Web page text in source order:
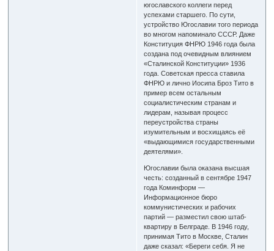
югославского коллеги перед
успехами старшего. По сути,
устройство Югославии того периода
во многом напоминало СССР. Даже
Конституция ФНРЮ 1946 года была
создана под очевидным влиянием
«Сталинской Конституции» 1936
года. Советская пресса ставила
ФНРЮ и лично Иосипа Броз Тито в
пример всем остальным
социалистическим странам и
лидерам, называя процесс
переустройства страны
изумительным и восхищаясь её
«выдающимися государственными
деятелями».
Югославии была оказана высшая
честь: созданный в сентябре 1947
года Коминформ —
Информационное бюро
коммунистических и рабочих
партий — разместил свою штаб-
квартиру в Белграде. В 1946 году,
принимая Тито в Москве, Сталин
даже сказал: «Береги себя. Я не